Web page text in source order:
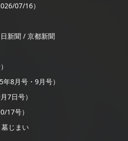
07/16）
新聞 / 京都新聞
8月号・9月号）
7日号）
17号）
じまい